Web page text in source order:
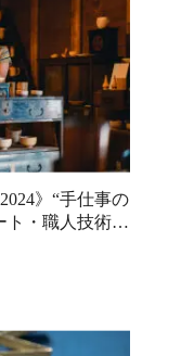
》“手仕事の
ト・職人技術・